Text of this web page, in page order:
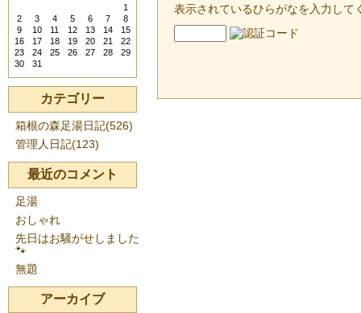
表示されているひらがなを入力して
1
2
3 4 5 6 7
8
9
10 11 12 13 14
15
16
17 18 19 20 21
22
23
24 25 26 27 28
29
30
31
カテゴリー
箱根の森足湯日記(526)
管理人日記(123)
最近のコメント
足湯
おしゃれ
先日はお騒がせしました
🐾
無題
アーカイブ